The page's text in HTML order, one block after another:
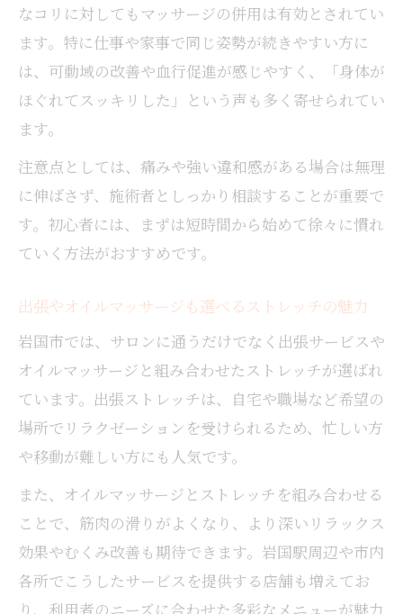
オイルマッサージとの併用で深いリラック
ス効果
人気のストレッチ法で心身のバランスを整
える
イント
気持ちいい体験なら岩国市のストレッチ
ストレッチで気持ちいい体験を岩国市で実
感
魅力
ストレッチ体験で睡眠の質や可動域が格段
に向上
岩国市の人気ストレッチ施術の選び方とポ
イント
出張ストレッチサービスで自宅リラクゼー
毎日続くストレッチ習慣を身につけるコツ
ストレッチとマッサージで効果を実感する
方法
なコリに対してもマッサージの併用は有効とされてい
ます。特に仕事や家事で同じ姿勢が続きやすい方に
は、可動域の改善や血行促進が感じやすく、「身体が
ほぐれてスッキリした」という声も多く寄せられてい
ます。
注意点としては、痛みや強い違和感がある場合は無理
に伸ばさず、施術者としっかり相談することが重要で
す。初心者には、まずは短時間から始めて徐々に慣れ
ていく方法がおすすめです。
出張やオイルマッサージも選べるストレッチの魅力
岩国市では、サロンに通うだけでなく出張サービスや
オイルマッサージと組み合わせたストレッチが選ばれ
ています。出張ストレッチは、自宅や職場など希望の
場所でリラクゼーションを受けられるため、忙しい方
や移動が難しい方にも人気です。
また、オイルマッサージとストレッチを組み合わせる
ことで、筋肉の滑りがよくなり、より深いリラックス
効果やむくみ改善も期待できます。岩国駅周辺や市内
各所でこうしたサービスを提供する店舗も増えてお
り、利用者のニーズに合わせた多彩なメニューが魅力